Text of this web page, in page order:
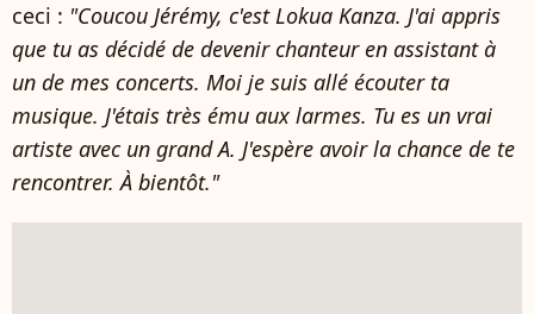
ceci : "Coucou Jérémy, c'est Lokua Kanza. J'ai appris
que tu as décidé de devenir chanteur en assistant à
un de mes concerts. Moi je suis allé écouter ta
musique. J'étais très ému aux larmes. Tu es un vrai
artiste avec un grand A. J'espère avoir la chance de te
rencontrer. À bientôt."